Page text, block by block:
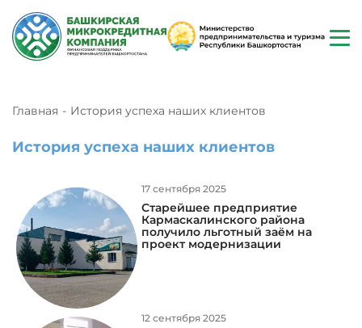
Главная История успеха наших клиентов
История успеха наших клиентов
17 сентября 2025
Старейшее предприятие
Кармаскалинского района
получило льготный заём на
проект модернизации
12 сентября 2025